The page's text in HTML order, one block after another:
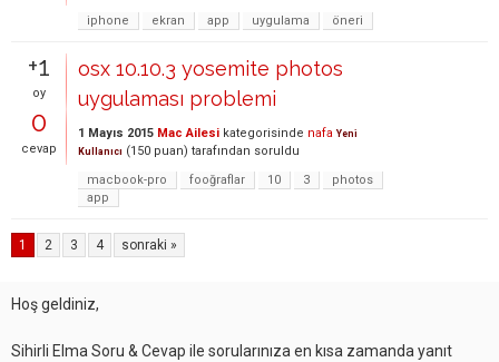
iphone
ekran app uygulama öneri
+1
oy
0
cevap
osx 10.10.3 yosemite photos
uygulaması problemi
1 Mayıs 2015 Mac Ailesi kategorisinde nafa Yeni
Kullanıcı (150 puan) tarafından soruldu
macbook-pro
fooğraflar 10 3
photos
app
1 2 3 4 sonraki »
Hoş geldiniz,
Sihirli Elma Soru & Cevap ile sorularınıza en kısa zamanda yanıt